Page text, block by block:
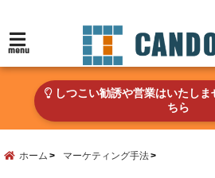
menu
しつこい勧誘や営業はいたしま
ちら
ホーム マーケティング手法